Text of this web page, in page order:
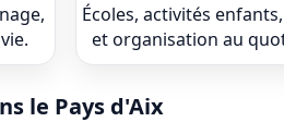
Écoles, activités
et organisation au
le Pays d'Aix